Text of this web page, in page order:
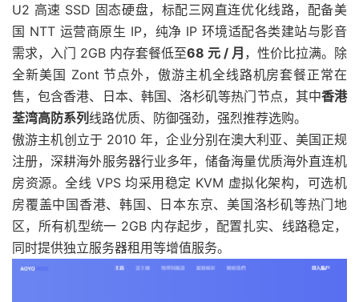
U2 高速 SSD 固态硬盘，标配三网直连优化线路，配备美
国 NTT 运营商原生 IP，纯净 IP 环境适配各类建站与影音
需求，入门 2GB 内存套餐低至68 元 / 月 ，性价比拉满。除
全新美国 Zont 节点外，傲游主机全线路机房套餐正常在
售，包含香港、日本、韩国、洛杉矶等热门节点，其中香港
荃湾高防系列 线路优质、防御强劲，强烈推荐选购。
傲游主机创立于 2010 年，企业分别在澳大利亚、美国正规
注册，深耕海外服务器行业多年，储备海量优质海外直连机
房资源。全线 VPS 均采用稳定 KVM 虚拟化架构，可选机
房覆盖中国香港、韩国、日本东京、美国洛杉矶等热门地
区，所有机型统一 2GB 内存起步，配置扎实、线路稳定，
同时提供独立服务器租用等增值服务。